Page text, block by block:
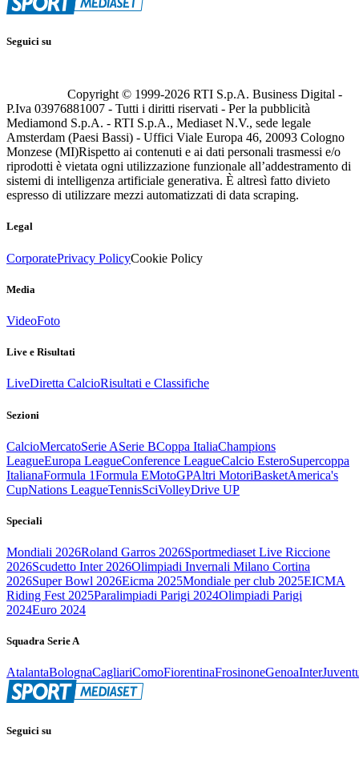
Seguici su
Copyright © 1999-2026 RTI S.p.A. Business Digital -
P.Iva 03976881007 - Tutti i diritti riservati - Per la pubblicità
Mediamond S.p.A. - RTI S.p.A., Mediaset N.V., sede legale
Amsterdam (Paesi Bassi) - Uffici Viale Europa 46, 20093 Cologno
Monzese (MI)Rispetto ai contenuti e ai dati personali trasmessi e/o
riprodotti è vietata ogni utilizzazione funzionale all’addestramento di
sistemi di intelligenza artificiale generativa. È altresì fatto divieto
espresso di utilizzare mezzi automatizzati di data scraping.
Legal
CorporatePrivacy PolicyCookie Policy
Media
VideoFoto
Live e Risultati
LiveDiretta CalcioRisultati e Classifiche
Sezioni
CalcioMercatoSerie ASerie BCoppa ItaliaChampions
LeagueEuropa LeagueConference LeagueCalcio EsteroSupercoppa
ItalianaFormula 1Formula EMotoGPAltri MotoriBasketAmerica's
CupNations LeagueTennisSciVolleyDrive UP
Speciali
Mondiali 2026Roland Garros 2026Sportmediaset Live Riccione
2026Scudetto Inter 2026Olimpiadi Invernali Milano Cortina
2026Super Bowl 2026Eicma 2025Mondiale per club 2025EICMA
Riding Fest 2025Paralimpiadi Parigi 2024Olimpiadi Parigi
2024Euro 2024
Squadra Serie A
AtalantaBolognaCagliariComoFiorentinaFrosinoneGenoaInter
Seguici su